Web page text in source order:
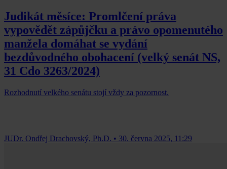
Judikát měsíce: Promlčení práva
vypovědět zápůjčku a právo opomenutého
manžela domáhat se vydání
bezdůvodného obohacení (velký senát NS,
31 Cdo 3263/2024)
Rozhodnutí velkého senátu stojí vždy za pozornost.
JUDr. Ondřej Drachovský, Ph.D. • 30. června 2025, 11:29